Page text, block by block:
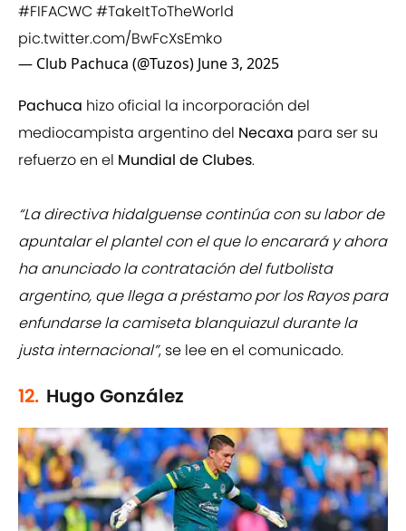
#FIFACWC#TakeItToTheWorld
pic.twitter.com/BwFcXsEmko
— Club Pachuca (@Tuzos) June 3, 2025
Pachuca hizo oficial la incorporación del
mediocampista argentino del Necaxa para ser su
refuerzo en el Mundial de Clubes.
“La directiva hidalguense continúa con su labor de
apuntalar el plantel con el que lo encarará y ahora
ha anunciado la contratación del futbolista
argentino, que llega a préstamo por los Rayos para
enfundarse la camiseta blanquiazul durante la
justa internacional”, se lee en el comunicado.
12. Hugo González